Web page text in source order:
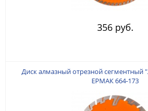
356 руб.
Диск алмазный отрезной
ЕРМАК 664-173